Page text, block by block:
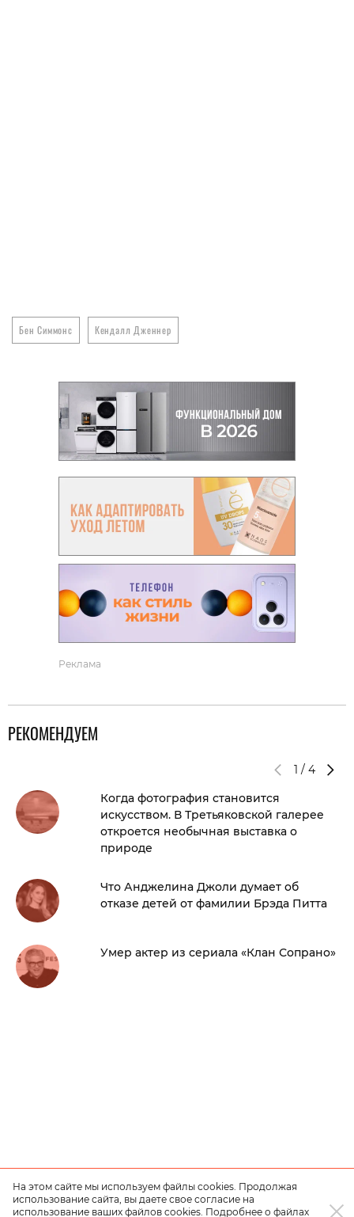
Бен Симмонс Кендалл Дженнер
Реклама
РЕКОМЕНДУЕМ
1 / 4
Когда фотография становится
искусством. В Третьяковской галерее
откроется необычная выставка о
природе
Что Анджелина Джоли думает об
отказе детей от фамилии Брэда Питта
Умер актер из сериала «Клан Сопрано»
На этом сайте мы используем файлы cookies. Продолжая
использование сайта, вы даете свое согласие на
использование ваших файлов cookies. Подробнее о файлах